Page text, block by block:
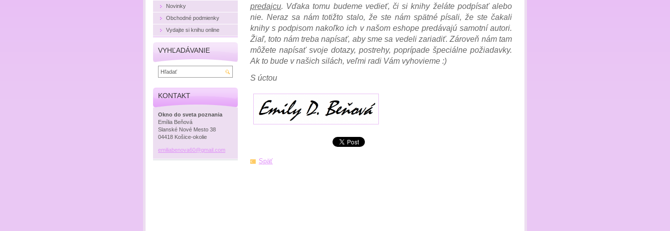
predajcu. Vďaka tomu budeme vedieť, či si knihy želáte podpísať alebo
nie. Neraz sa nám totižto stalo, že ste nám spätné písali, že ste čakali
knihy s podpisom nakoľko ich v našom eshope predávajú samotní autori.
Žiaľ, toto nám treba napísať, aby sme sa vedeli zariadiť. Zároveň nám tam
môžete napísať svoje dotazy, postrehy, poprípade špeciálne požiadavky.
Ak to bude v našich silách, veľmi radi Vám vyhovieme :)
S úctou
Späť
Novinky
Obchodné podmienky
Vydajte si knihu online
VYHĽADÁVANIE
KONTAKT
Okno do sveta poznania
Emília Beňová
Slanské Nové Mesto 38
04418 Košice-okolie
emiliabenova60@gmail.com